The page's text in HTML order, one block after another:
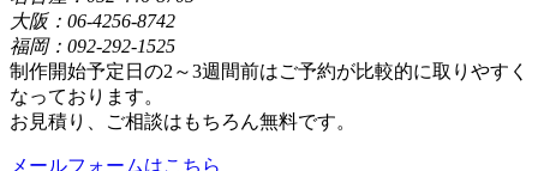
大阪：06-4256-8742
福岡：092-292-1525
制作開始予定日の2～3週間前はご予約が比較的に取りやすく
なっております。
お見積り、ご相談はもちろん無料です。
メールフォームはこちら